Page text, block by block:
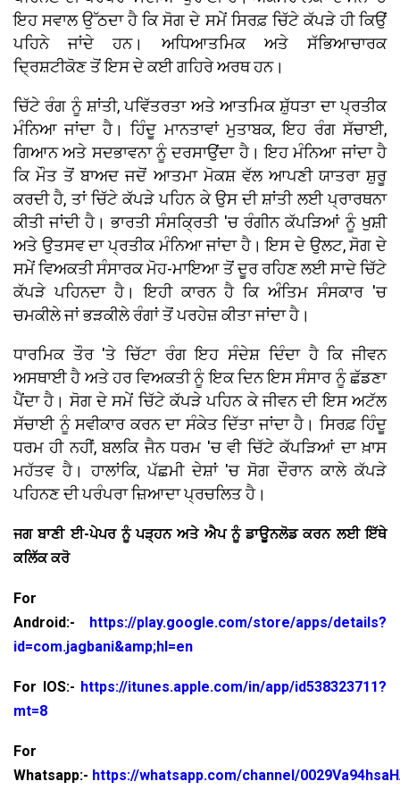
ਇਹ ਸਵਾਲ ਉੱਠਦਾ ਹੈ ਕਿ ਸੋਗ ਦੇ ਸਮੇਂ ਸਿਰਫ਼ ਚਿੱਟੇ ਕੱਪੜੇ ਹੀ ਕਿਉਂ
ਪਹਿਨੇ ਜਾਂਦੇ ਹਨ। ਅਧਿਆਤਮਿਕ ਅਤੇ ਸੱਭਿਆਚਾਰਕ
ਦ੍ਰਿਸ਼ਟੀਕੋਣ ਤੋਂ ਇਸ ਦੇ ਕਈ ਗਹਿਰੇ ਅਰਥ ਹਨ।
ਚਿੱਟੇ ਰੰਗ ਨੂੰ ਸ਼ਾਂਤੀ, ਪਵਿੱਤਰਤਾ ਅਤੇ ਆਤਮਿਕ ਸ਼ੁੱਧਤਾ ਦਾ ਪ੍ਰਤੀਕ
ਮੰਨਿਆ ਜਾਂਦਾ ਹੈ। ਹਿੰਦੂ ਮਾਨਤਾਵਾਂ ਮੁਤਾਬਕ, ਇਹ ਰੰਗ ਸੱਚਾਈ,
ਗਿਆਨ ਅਤੇ ਸਦਭਾਵਨਾ ਨੂੰ ਦਰਸਾਉਂਦਾ ਹੈ। ਇਹ ਮੰਨਿਆ ਜਾਂਦਾ ਹੈ
ਕਿ ਮੌਤ ਤੋਂ ਬਾਅਦ ਜਦੋਂ ਆਤਮਾ ਮੋਕਸ਼ ਵੱਲ ਆਪਣੀ ਯਾਤਰਾ ਸ਼ੁਰੂ
ਕਰਦੀ ਹੈ, ਤਾਂ ਚਿੱਟੇ ਕੱਪੜੇ ਪਹਿਨ ਕੇ ਉਸ ਦੀ ਸ਼ਾਂਤੀ ਲਈ ਪ੍ਰਾਰਥਨਾ
ਕੀਤੀ ਜਾਂਦੀ ਹੈ। ਭਾਰਤੀ ਸੰਸਕ੍ਰਿਤੀ 'ਚ ਰੰਗੀਨ ਕੱਪੜਿਆਂ ਨੂੰ ਖੁਸ਼ੀ
ਅਤੇ ਉਤਸਵ ਦਾ ਪ੍ਰਤੀਕ ਮੰਨਿਆ ਜਾਂਦਾ ਹੈ। ਇਸ ਦੇ ਉਲਟ, ਸੋਗ ਦੇ
ਸਮੇਂ ਵਿਅਕਤੀ ਸੰਸਾਰਕ ਮੋਹ-ਮਾਇਆ ਤੋਂ ਦੂਰ ਰਹਿਣ ਲਈ ਸਾਦੇ ਚਿੱਟੇ
ਕੱਪੜੇ ਪਹਿਨਦਾ ਹੈ। ਇਹੀ ਕਾਰਨ ਹੈ ਕਿ ਅੰਤਿਮ ਸੰਸਕਾਰ 'ਚ
ਚਮਕੀਲੇ ਜਾਂ ਭੜਕੀਲੇ ਰੰਗਾਂ ਤੋਂ ਪਰਹੇਜ਼ ਕੀਤਾ ਜਾਂਦਾ ਹੈ।
ਧਾਰਮਿਕ ਤੌਰ 'ਤੇ ਚਿੱਟਾ ਰੰਗ ਇਹ ਸੰਦੇਸ਼ ਦਿੰਦਾ ਹੈ ਕਿ ਜੀਵਨ
ਅਸਥਾਈ ਹੈ ਅਤੇ ਹਰ ਵਿਅਕਤੀ ਨੂੰ ਇਕ ਦਿਨ ਇਸ ਸੰਸਾਰ ਨੂੰ ਛੱਡਣਾ
ਪੈਂਦਾ ਹੈ। ਸੋਗ ਦੇ ਸਮੇਂ ਚਿੱਟੇ ਕੱਪੜੇ ਪਹਿਨ ਕੇ ਜੀਵਨ ਦੀ ਇਸ ਅਟੱਲ
ਸੱਚਾਈ ਨੂੰ ਸਵੀਕਾਰ ਕਰਨ ਦਾ ਸੰਕੇਤ ਦਿੱਤਾ ਜਾਂਦਾ ਹੈ। ਸਿਰਫ਼ ਹਿੰਦੂ
ਧਰਮ ਹੀ ਨਹੀਂ, ਬਲਕਿ ਜੈਨ ਧਰਮ 'ਚ ਵੀ ਚਿੱਟੇ ਕੱਪੜਿਆਂ ਦਾ ਖ਼ਾਸ
ਮਹੱਤਵ ਹੈ। ਹਾਲਾਂਕਿ, ਪੱਛਮੀ ਦੇਸ਼ਾਂ 'ਚ ਸੋਗ ਦੌਰਾਨ ਕਾਲੇ ਕੱਪੜੇ
ਪਹਿਨਣ ਦੀ ਪਰੰਪਰਾ ਜ਼ਿਆਦਾ ਪ੍ਰਚਲਿਤ ਹੈ।
ਜਗ ਬਾਣੀ ਈ-ਪੇਪਰ ਨੂੰ ਪੜ੍ਹਨ ਅਤੇ ਐਪ ਨੂੰ ਡਾਊਨਲੋਡ ਕਰਨ ਲਈ ਇੱਥੇ
ਕਲਿੱਕ ਕਰੋ
For
Android:-
https://play.google.com/store/apps/details?
id=com.jagbani&amp;hl=en
For IOS:- https://itunes.apple.com/in/app/id538323711?
mt=8
For
Whatsapp:- https://whatsapp.com/channel/